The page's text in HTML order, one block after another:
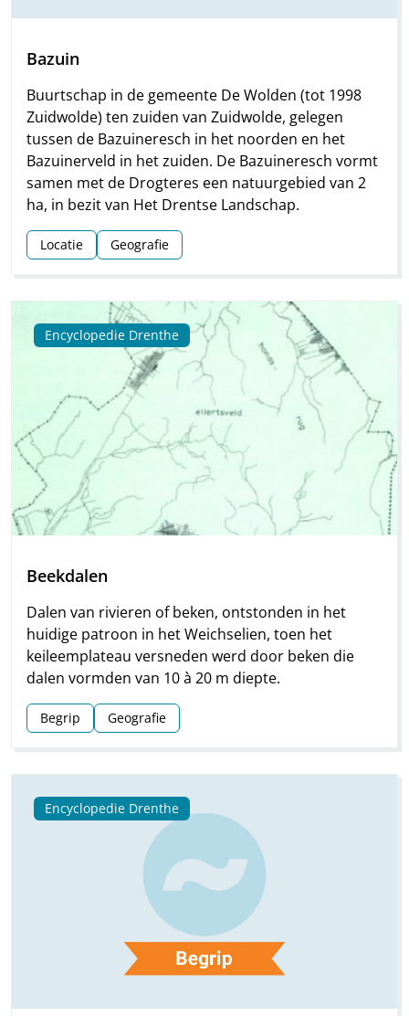
Bazuin
Buurtschap in de gemeente De Wolden (tot 1998
Zuidwolde) ten zuiden van Zuidwolde, gelegen
tussen de Bazuineresch in het noorden en het
Bazuinerveld in het zuiden. De Bazuineresch vormt
samen met de Drogteres een natuurgebied van 2
ha, in bezit van Het Drentse Landschap.
Locatie Geografie
Encyclopedie Drenthe
Beekdalen
Dalen van rivieren of beken, ontstonden in het
huidige patroon in het Weichselien, toen het
keileemplateau versneden werd door beken die
dalen vormden van 10 à 20 m diepte.
Begrip Geografie
Encyclopedie Drenthe